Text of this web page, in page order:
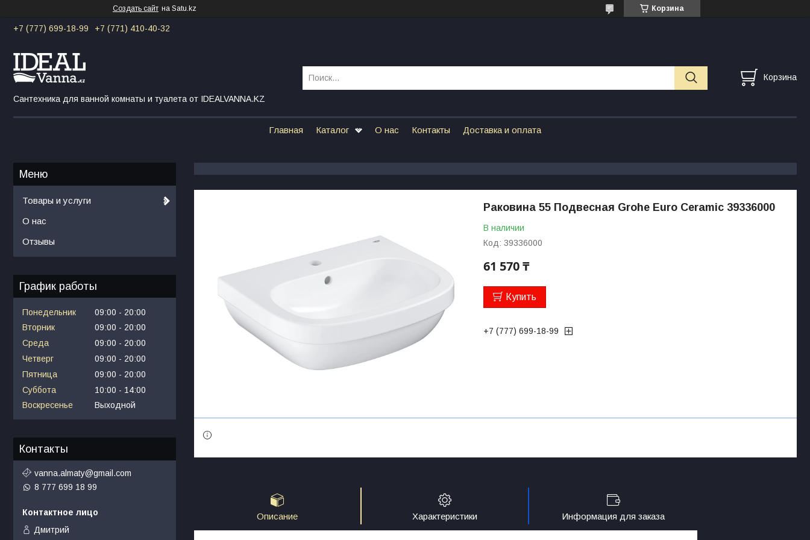
Создать сайт на Satu.kz Корзина
+7 (777) 699-18-99 +7 (771) 410-40-32
Сантехника для ванной комнаты и туалета от IDEALVANNA.KZ
Корзина
Главная Каталог О нас Контакты Доставка и оплата
Раковина 55 Подвесная Grohe Euro Ceramic 39336000
В наличии
Код: 39336000
61 570 ₸
Купить
+7 (777) 699-18-99
Описание Характеристики Информация для заказа
Товары и услуги
О нас
Отзывы
График работы
Понедельник 09:00
20:00
Вторник
09:00
20:00
Среда
09:00
20:00
Четверг
09:00
20:00
Пятница
09:00
20:00
Суббота
10:00
14:00
Воскресенье
Выходной
Контакты
vanna.almaty@gmail.com
8 777 699 18 99
Дмитрий